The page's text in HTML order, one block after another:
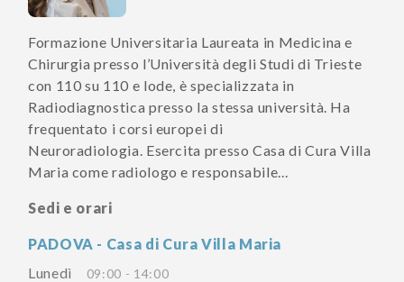
Formazione Universitaria Laureata in Medicina e
Chirurgia presso l’Università degli Studi di Trieste
con 110 su 110 e lode, è specializzata in
Radiodiagnostica presso la stessa università. Ha
frequentato i corsi europei di
Neuroradiologia. Esercita presso Casa di Cura Villa
Maria come radiologo e responsabile...
Sedi e orari
PADOVA - Casa di Cura Villa Maria
Lunedì
09:00 - 14:00